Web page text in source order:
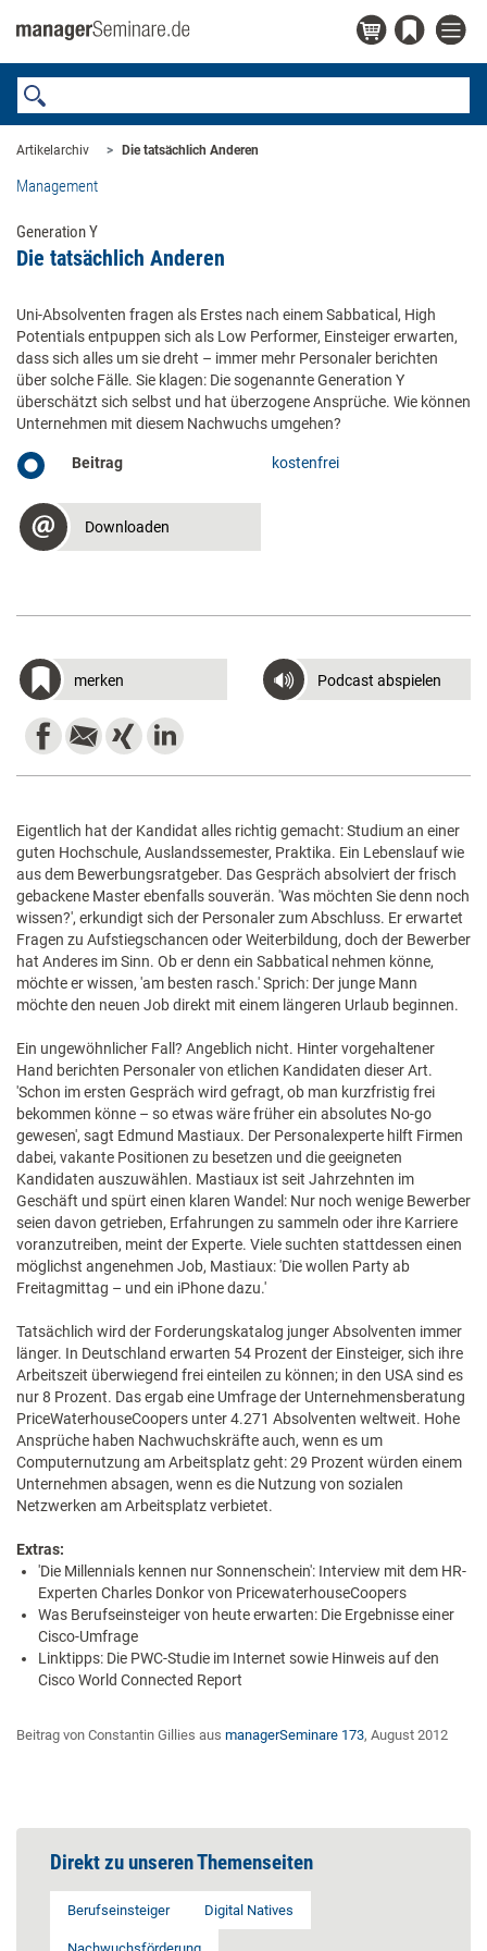
Artikelarchiv Die tatsächlich Anderen
Management
Generation Y
Die tatsächlich Anderen
Uni-Absolventen fragen als Erstes nach einem Sabbatical, High
Potentials entpuppen sich als Low Performer, Einsteiger erwarten,
dass sich alles um sie dreht – immer mehr Personaler berichten
über solche Fälle. Sie klagen: Die sogenannte Generation Y
überschätzt sich selbst und hat überzogene Ansprüche. Wie können
Unternehmen mit diesem Nachwuchs umgehen?
Beitrag kostenfrei
Downloaden
merken Podcast abspielen
Eigentlich hat der Kandidat alles richtig gemacht: Studium an einer
guten Hochschule, Auslandssemester, Praktika. Ein Lebenslauf wie
aus dem Bewerbungsratgeber. Das Gespräch absolviert der frisch
gebackene Master ebenfalls souverän. 'Was möchten Sie denn noch
wissen?', erkundigt sich der Personaler zum Abschluss. Er erwartet
Fragen zu Aufstiegschancen oder Weiterbildung, doch der Bewerber
hat Anderes im Sinn. Ob er denn ein Sabbatical nehmen könne,
möchte er wissen, 'am besten rasch.' Sprich: Der junge Mann
möchte den neuen Job direkt mit einem längeren Urlaub beginnen.
Ein ungewöhnlicher Fall? Angeblich nicht. Hinter vorgehaltener
Hand berichten Personaler von etlichen Kandidaten dieser Art.
'Schon im ersten Gespräch wird gefragt, ob man kurzfristig frei
bekommen könne – so etwas wäre früher ein absolutes No-go
gewesen', sagt Edmund Mastiaux. Der Personalexperte hilft Firmen
dabei, vakante Positionen zu besetzen und die geeigneten
Kandidaten auszuwählen. Mastiaux ist seit Jahrzehnten im
Geschäft und spürt einen klaren Wandel: Nur noch wenige Bewerber
seien davon getrieben, Erfahrungen zu sammeln oder ihre Karriere
voranzutreiben, meint der Experte. Viele suchten stattdessen einen
möglichst angenehmen Job, Mastiaux: 'Die wollen Party ab
Freitagmittag – und ein iPhone dazu.'
Tatsächlich wird der Forderungskatalog junger Absolventen immer
länger. In Deutschland erwarten 54 Prozent der Einsteiger, sich ihre
Arbeitszeit überwiegend frei einteilen zu können; in den USA sind es
nur 8 Prozent. Das ergab eine Umfrage der Unternehmensberatung
PriceWaterhouseCoopers unter 4.271 Absolventen weltweit. Hohe
Ansprüche haben Nachwuchskräfte auch, wenn es um
Computernutzung am Arbeitsplatz geht: 29 Prozent würden einem
Unternehmen absagen, wenn es die Nutzung von sozialen
Netzwerken am Arbeitsplatz verbietet.
Extras:
'Die Millennials kennen nur Sonnenschein': Interview mit dem HR-
Experten Charles Donkor von PricewaterhouseCoopers
Was Berufseinsteiger von heute erwarten: Die Ergebnisse einer
Cisco-Umfrage
Linktipps: Die PWC-Studie im Internet sowie Hinweis auf den
Cisco World Connected Report
Beitrag von Constantin Gillies aus managerSeminare 173, August 2012
Direkt zu unseren Themenseiten
Berufseinsteiger Digital Natives